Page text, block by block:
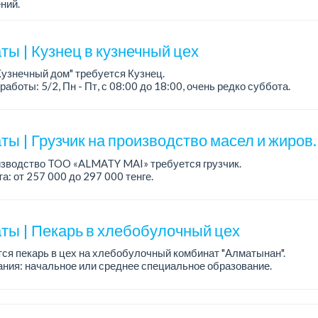
| Кузнец в кузнечный цех
дом" требуется Кузнец.
5/2, Пн - Пт, с 08:00 до 18:00, очень редко суббота.
| Грузчик на производство масел и жиров.
TOO «ALMATY MAI» требуется грузчик.
от 257 000 до 297 000 тенге.
| Пекарь в хлебобулочный цех
пекарь в цех на хлебобулочный комбинат "Алматынан".
начальное или среднее специальное образование.